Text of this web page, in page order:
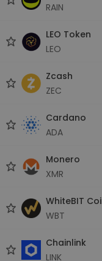
RAIN
LEO Token
LEO
Zcash
ZEC
Cardano
ADA
Monero
XMR
WhiteBIT
WBT
Chainlink
LINK